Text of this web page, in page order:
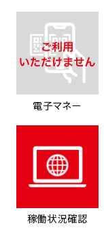
電子マネー
稼働状況確認